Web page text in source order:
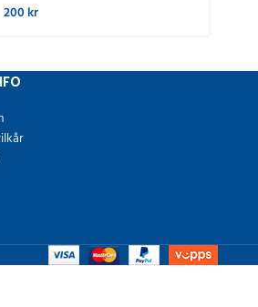
200kr